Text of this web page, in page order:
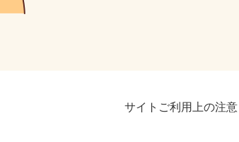
サイトご利用上の注意